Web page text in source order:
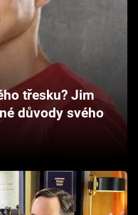
třesku? Jim
důvody svého